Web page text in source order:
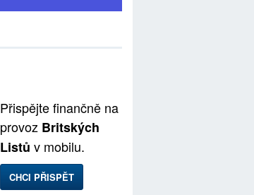
Přispějte finančně na
provoz Britských
Listů v mobilu.
CHCI PŘISPĚT